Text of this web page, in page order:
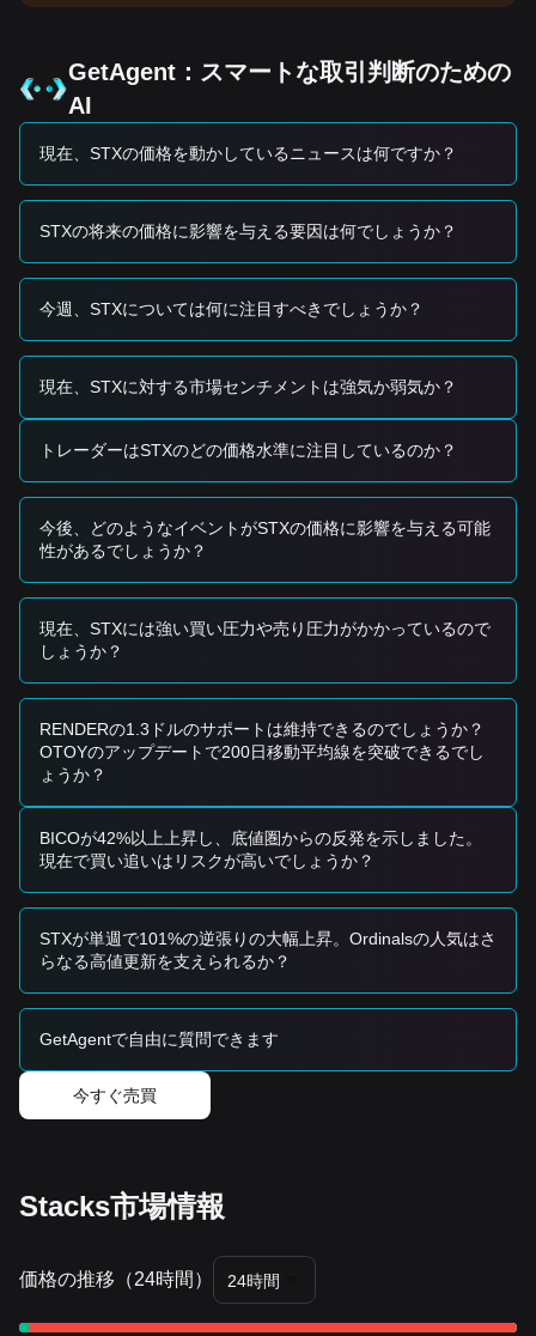
味し、現在の値動きに対するダイナミックなサポートとして
市場のドライバー
現在のStacksの価格と市場心理は、主に次の要因の影響を受
けています。
インLayer 2として、STXの価格変動はビットコインの値動き
と高い相関があります。また、ビットコインネットワーク上
でのスマートコントラクトの採用が進むことにより、追い風
になっています。
ます。
•機関投資家の関心：Stacksエコシステム内で分散型金融
（DeFi）の活動が着実に増加しており、流動性と長期資本の
流入を引き寄せています。
トレーディング・シグナル
現在のテクニカル構造と市場のモメンタムを踏まえ、参考と
して以下のトレーディング戦略を提示します。
想定される買いゾーン
し、リバウンドの兆しが見られる場合、短期的な買いの好機
となる可能性があります。
ク」を達成し、かつ取引量が大きく増加する場合、これはト
レンド転換を確認し、勢いに乗るためのエントリー・シグナ
ルとなります。
ロ・サポートを再テストする展開も考えられます。
買い戦略
保守的な投資家
•$2.15のレジスタンスの上で価格がうまく安定するのを待っ
てから、再テストでエントリーします。
それを下抜けない場合は、小ロットで分割して買い増すこと
も検討できます。
トレンド投資家
• 価格が$2.15を突破したら、トレンドに沿って追随し、初期
の目標価格を$2.45、さらに長期目標として$2.80を見込みま
長期投資家
強気シナリオは維持されます。投資家は、局所的に弱い局面
でも保有を続け、買い増しを行うことができます。
短期的には、Stacksは過去7日間で
示しており、市場心理は概ね
性に備えています。中期の構造分析では、価格は
$2.15のレンジの間で推移しています。
•楽観シナリオ： $2.15の上方ブレイクで$2.45が目標。
GetAgent：スマートな取引判断のための
AI
現在、STXの価格を動かしているニュースは何ですか？
STXの将来の価格に影響を与える要因は何でしょうか？
今週、STXについては何に注目すべきでしょうか？
現在、STXに対する市場センチメントは強気か弱気か？
トレーダーはSTXのどの価格水準に注目しているのか？
今後、どのようなイベントがSTXの価格に影響を与える可能
性があるでしょうか？
現在、STXには強い買い圧力や売り圧力がかかっているので
しょうか？
RENDERの1.3ドルのサポートは維持できるのでしょうか？
OTOYのアップデートで200日移動平均線を突破できるでし
ょうか？
BICOが42%以上上昇し、底値圏からの反発を示しました。
現在で買い追いはリスクが高いでしょうか？
STXが単週で101%の逆張りの大幅上昇。Ordinalsの人気はさ
らなる高値更新を支えられるか？
GetAgentで自由に質問できます
今すぐ売買
Stacks市場情報
価格の推移（24時間） 24時間